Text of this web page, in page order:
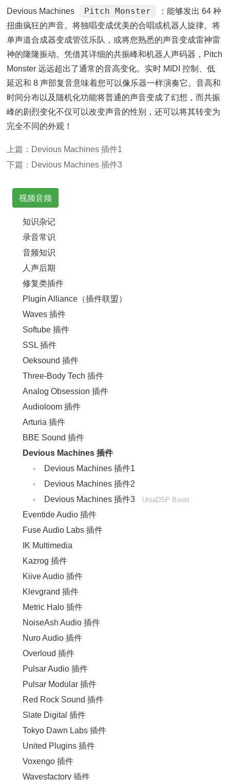
Devious Machines Pitch Monster
：能够发出 64 种
扭曲疯狂的声音。将独唱变成优美的合唱或机器人旋律。将
单声道合成器变成管弦乐队，或将您熟悉的声音变成雷神雷
神的隆隆振动。凭借其详细的共振峰和机器人声码器，Pitch
Monster 远远超出了通常的音高变化。实时 MIDI 控制、低
延迟和 8 声部复音意味着您可以像乐器一样演奏它。音高和
时间分布以及随机化功能将普通的声音变成了幻想，而共振
峰的剧烈变化不仅可以改变声音的性别，还可以将其转变为
完全不同的外观！
上篇： Devious Machines 插件1
下篇： Devious Machines 插件3
视频音频
知识杂记
录音常识
音频知识
人声后期
修复类插件
Plugin Alliance（插件联盟）
Waves 插件
Softube 插件
SSL 插件
Oeksound 插件
Three-Body Tech 插件
Analog Obsession 插件
Audioloom 插件
Arturia 插件
BBE Sound 插件
Devious Machines 插件
Devious Machines 插件1
Devious Machines 插件2
Devious Machines 插件3
UrsaDSP Boost
Eventide Audio 插件
Fuse Audio Labs 插件
IK Multimedia
Kazrog 插件
Kiive Audio 插件
Klevgrand 插件
Metric Halo 插件
NoiseAsh Audio 插件
Nuro Audio 插件
Overloud 插件
Pulsar Audio 插件
Pulsar Modular 插件
Red Rock Sound 插件
Slate Digital 插件
Tokyo Dawn Labs 插件
United Plugins 插件
Voxengo 插件
Wavesfactory 插件